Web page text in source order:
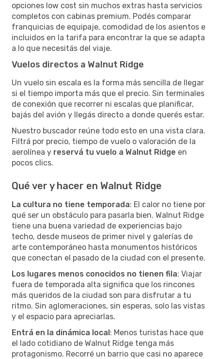
opciones low cost sin muchos extras hasta servicios
completos con cabinas premium. Podés comparar
franquicias de equipaje, comodidad de los asientos e
incluidos en la tarifa para encontrar la que se adapta
a lo que necesitás del viaje.
Vuelos directos a Walnut Ridge
Un vuelo sin escala es la forma más sencilla de llegar
si el tiempo importa más que el precio. Sin terminales
de conexión que recorrer ni escalas que planificar,
bajás del avión y llegás directo a donde querés estar.
Nuestro buscador reúne todo esto en una vista clara.
Filtrá por precio, tiempo de vuelo o valoración de la
aerolínea y reservá tu vuelo a Walnut Ridge en
pocos clics.
Qué ver y hacer en Walnut Ridge
La cultura no tiene temporada: El calor no tiene por
qué ser un obstáculo para pasarla bien. Walnut Ridge
tiene una buena variedad de experiencias bajo
techo, desde museos de primer nivel y galerías de
arte contemporáneo hasta monumentos históricos
que conectan el pasado de la ciudad con el presente.
Los lugares menos conocidos no tienen fila: Viajar
fuera de temporada alta significa que los rincones
más queridos de la ciudad son para disfrutar a tu
ritmo. Sin aglomeraciones, sin esperas, solo las vistas
y el espacio para apreciarlas.
Entrá en la dinámica local: Menos turistas hace que
el lado cotidiano de Walnut Ridge tenga más
protagonismo. Recorré un barrio que casi no aparece